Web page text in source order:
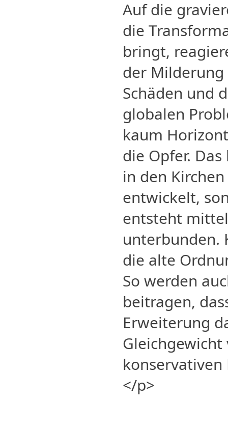
Auf die
die
bringt,
der Milderung
Schäden und
globalen
kaum
die Opfer.
in den
entwickelt,
entsteht
unterbunden.
die alte
So werden
beitragen,
Erweiterung
</p>